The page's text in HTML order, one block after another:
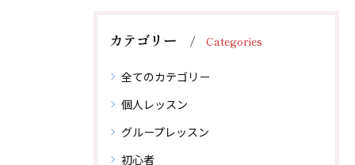
カテゴリー Categories
全てのカテゴリー
個人レッスン
グループレッスン
初心者